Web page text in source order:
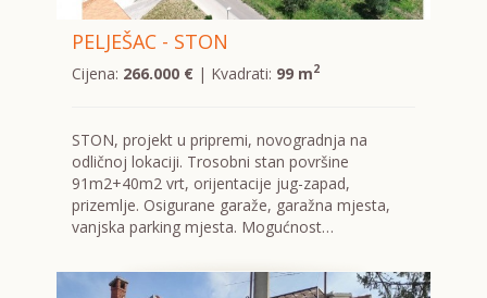
PELJEŠAC - STON
Cijena: 266.000 €| Kvadrati: 99 m2
STON, projekt u pripremi, novogradnja na
odličnoj lokaciji. Trosobni stan površine
91m2+40m2 vrt, orijentacije jug-zapad,
prizemlje. Osigurane garaže, garažna mjesta,
vanjska parking mjesta. Mogućnost…